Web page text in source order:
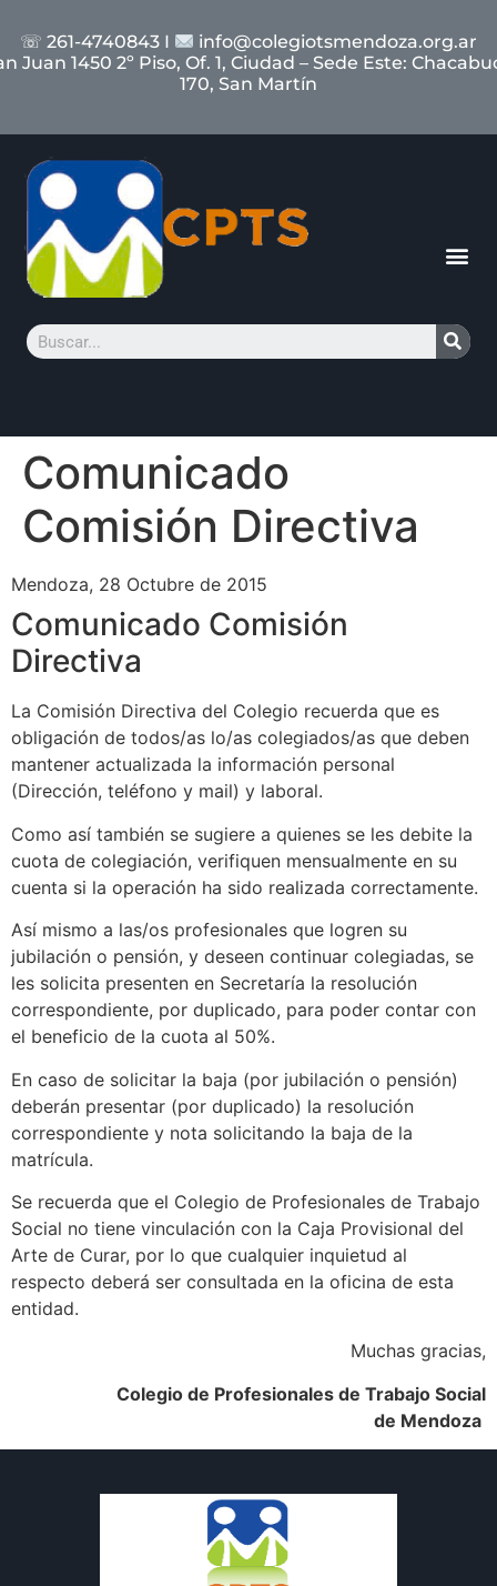
☏ 261-4740843 I
info@colegiotsmendoza.org.ar
Juan 1450 2º Piso, Of. 1, Ciudad – Sede Este:
170, San Martín
Comunicado
Comisión Directiva
Mendoza, 28 Octubre de 2015
Comunicado Comisión
Directiva
La Comisión Directiva del Colegio recuerda que es
obligación de todos/as lo/as colegiados/as que deben
mantener actualizada la información personal
(Dirección, teléfono y mail) y laboral.
Como así también se sugiere a quienes se les debite la
cuota de colegiación, verifiquen mensualmente en su
cuenta si la operación ha sido realizada correctamente.
Así mismo a las/os profesionales que logren su
jubilación o pensión, y deseen continuar colegiadas, se
les solicita presenten en Secretaría la resolución
correspondiente, por duplicado, para poder contar con
el beneficio de la cuota al 50%.
En caso de solicitar la baja (por jubilación o pensión)
deberán presentar (por duplicado) la resolución
correspondiente y nota solicitando la baja de la
matrícula.
Se recuerda que el Colegio de Profesionales de Trabajo
Social no tiene vinculación con la Caja Provisional del
Arte de Curar, por lo que cualquier inquietud al
respecto deberá ser consultada en la oficina de esta
entidad.
Muchas gracias,
Colegio de Profesionales de Trabajo Social
de Mendoza